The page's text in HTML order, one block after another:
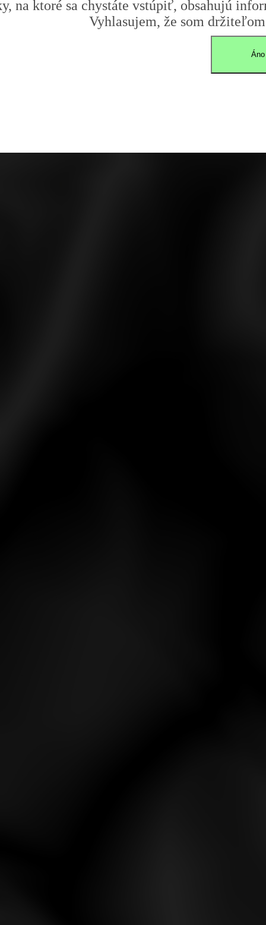
na ktoré sa chystáte vstúpiť, obsahujú
Vyhlasujem, že som
Áno